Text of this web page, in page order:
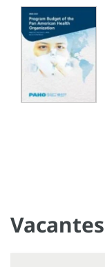
Vacantes